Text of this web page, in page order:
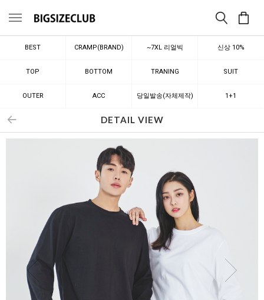
메뉴
BEST CRAMP(BRAND) ~7XL 리얼빅 신상 10%
TOP BOTTOM TRANING SUIT
OUTER ACC 당일발송(자체제작) 1+1
DETAIL VIEW